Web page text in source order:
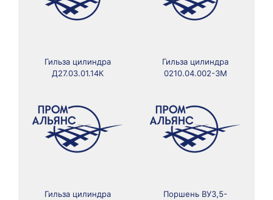
Гильза цилиндра
Д27.03.01.14К
Гильза цилиндра
0210.04.002-3М
Гильза цилиндра
Поршень ВУ3,5-